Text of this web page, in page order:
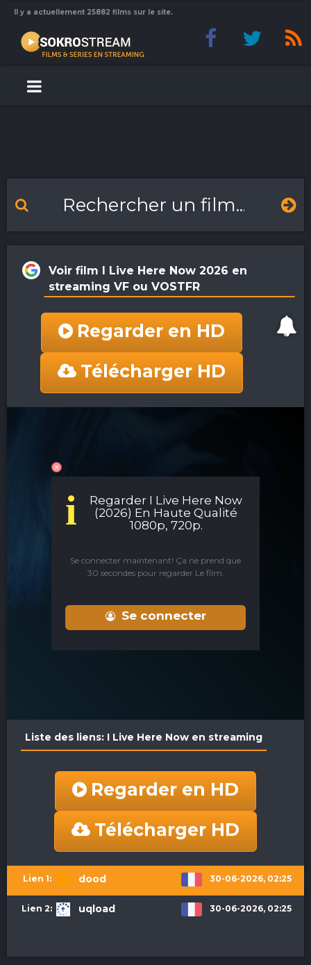
Il y a actuellement 25882 films sur le site.
Voir film I Live Here Now 2026 en
streaming VF ou VOSTFR
Regarder en HD
Télécharger HD
i
Regarder I Live Here Now
(2026) En Haute Qualité
1080p, 720p.
Se connecter maintenant! Ça ne prend que
30 secondes pour regarder Le film.
Se connecter
Liste des liens: I Live Here Now en streaming
Regarder en HD
Télécharger HD
dood 30-06-2026, 02:25
uqload 30-06-2026, 02:25